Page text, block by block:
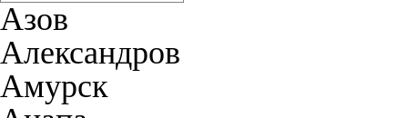
Азов
Александров
Амурск